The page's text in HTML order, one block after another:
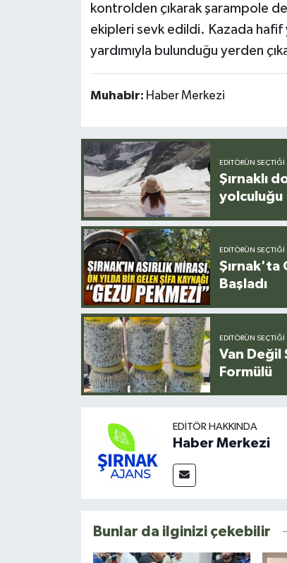
kontrolden çıkarak şarampole
ekipleri sevk edildi. Kazada hafif
yardımıyla bulunduğu yerden
Muhabir: Haber Merkezi
EDITÖRÜN SEÇTIĞI
Şırnaklı
yolculuğu
EDITÖRÜN SEÇTIĞI
Şırnak'ta
Başladı
EDITÖRÜN SEÇTIĞI
Van Değil
Formülü
EDITÖR HAKKINDA
Haber Merkezi
Bunlar da ilginizi çekebilir